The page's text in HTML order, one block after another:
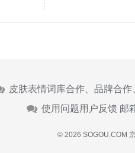
皮肤表情词库合作、品牌合
使用问题用户反馈 邮
© 2026 SOGOU.COM